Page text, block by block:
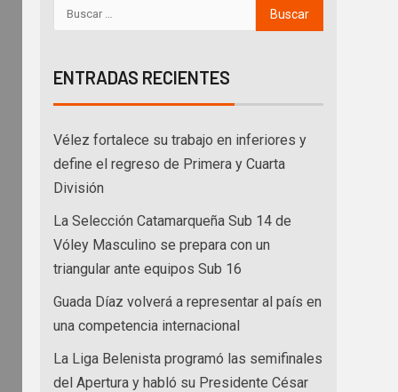
ENTRADAS RECIENTES
Vélez fortalece su trabajo en inferiores y
define el regreso de Primera y Cuarta
División
La Selección Catamarqueña Sub 14 de
Vóley Masculino se prepara con un
triangular ante equipos Sub 16
Guada Díaz volverá a representar al país en
una competencia internacional
La Liga Belenista programó las semifinales
del Apertura y habló su Presidente César